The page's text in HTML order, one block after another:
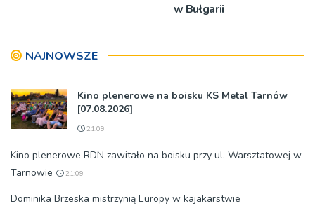
w Bułgarii
NAJNOWSZE
Kino plenerowe na boisku KS Metal Tarnów
[07.08.2026]
21:09
Kino plenerowe RDN zawitało na boisku przy ul. Warsztatowej w
Tarnowie
21:09
Dominika Brzeska mistrzynią Europy w kajakarstwie